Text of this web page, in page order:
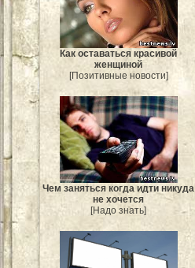
Как оставаться красивой
женщиной
[Позитивные новости]
Чем заняться когда идти никуда
не хочется
[Надо знать]